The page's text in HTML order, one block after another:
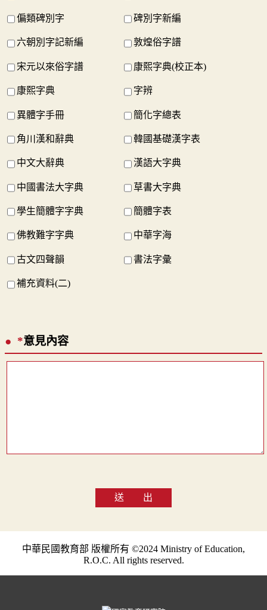
偏類碑別字 碑別字新編
六朝別字記新編 敦煌俗字譜
宋元以來俗字譜 康熙字典(校正本)
康熙字典 字辨
異體字手冊 簡化字總表
角川漢和辭典 韓國基礎漢字表
中文大辭典 漢語大字典
中國書法大字典 草書大字典
學生簡體字字典 簡體字表
佛教難字字典 中華字海
古文四聲韻 書法字彙
補充資料(二)
*意見內容
送 出
中華民國教育部 版權所有 ©2024 Ministry of Education,
R.O.C. All rights reserved.